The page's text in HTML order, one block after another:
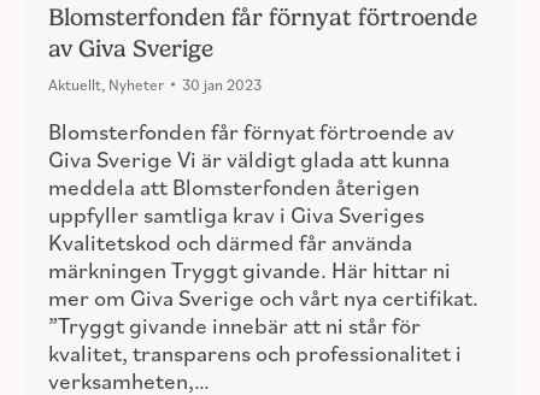
Blomsterfonden får förnyat förtroende
av Giva Sverige
Aktuellt, Nyheter 30 jan 2023
Blomsterfonden får förnyat förtroende av
Giva Sverige Vi är väldigt glada att kunna
meddela att Blomsterfonden återigen
uppfyller samtliga krav i Giva Sveriges
Kvalitetskod och därmed får använda
märkningen Tryggt givande. Här hittar ni
mer om Giva Sverige och vårt nya certifikat.
”Tryggt givande innebär att ni står för
kvalitet, transparens och professionalitet i
verksamheten,…